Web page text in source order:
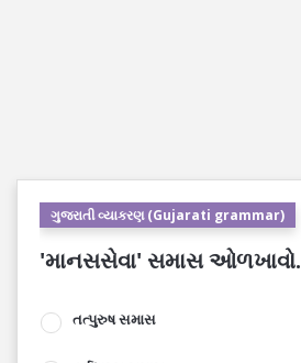
ગુજરાતી વ્યાકરણ (Gujarati grammar)
'માનસસેવા' સમાસ ઓળખાવો.
તત્પુરુષ સમાસ